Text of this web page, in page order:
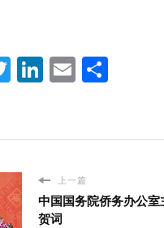
Twitter
LinkedIn
Email
上一篇
中国国务院侨务办公
贺词